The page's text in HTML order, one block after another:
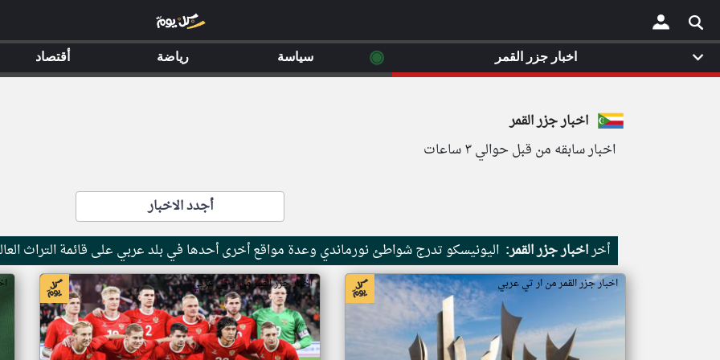
×
اخبار جزر القمر
اخبار سابقه من قبل حوالي ٣ ساعات
أجدد الاخبار
أخراخبار جزر القمر: اليونيسكو تدرج شواطئ نورماندي وعدة مواقع أخرى أحدها في بلد عربي على قائمة التراث
اخبار جزر القمر من ار تي عربي اخبار جزر القمر من ار تي عربي
اخبار جزر القمر ◉ سياسة رياضة أقتصاد